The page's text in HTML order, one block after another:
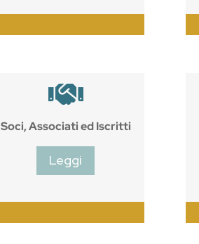

Soci, Associati ed Iscritti
Leggi